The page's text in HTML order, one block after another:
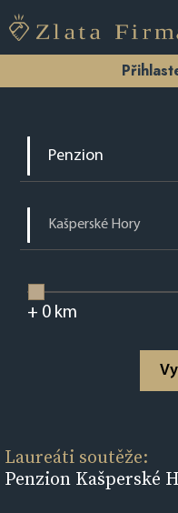
+ 0km
Laureáti soutěže:
Penzion Kašperské